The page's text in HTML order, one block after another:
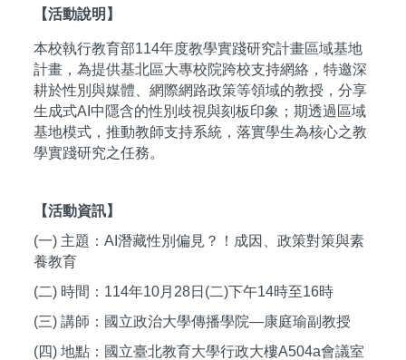
【活動說明】
本校執行教育部114年度教學實踐研究計畫區域基地
計畫，為提供基北區大專校院跨校支持網絡，特邀深
耕於性別與媒體、網際網路政策等領域的教授，分享
生成式AI中隱含的性別歧視與刻板印象；期透過區域
基地模式，推動教師支持系統，落實學生為核心之教
學實踐研究之任務。
【活動資訊】
(一) 主題：AI潛藏性別偏見？！成因、政策對策與素
養教育
(二) 時間：114年10月28日(二)下午14時至16時
(三) 講師：國立政治大學傳播學院—康庭瑜副教授
(四) 地點：國立臺北教育大學行政大樓A504a會議室